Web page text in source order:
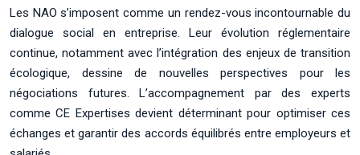
Les NAO s’imposent comme un rendez-vous incontournable du
dialogue social en entreprise. Leur évolution réglementaire
continue, notamment avec l’intégration des enjeux de transition
écologique, dessine de nouvelles perspectives pour les
négociations futures. L’accompagnement par des experts
comme CE Expertises devient déterminant pour optimiser ces
échanges et garantir des accords équilibrés entre employeurs et